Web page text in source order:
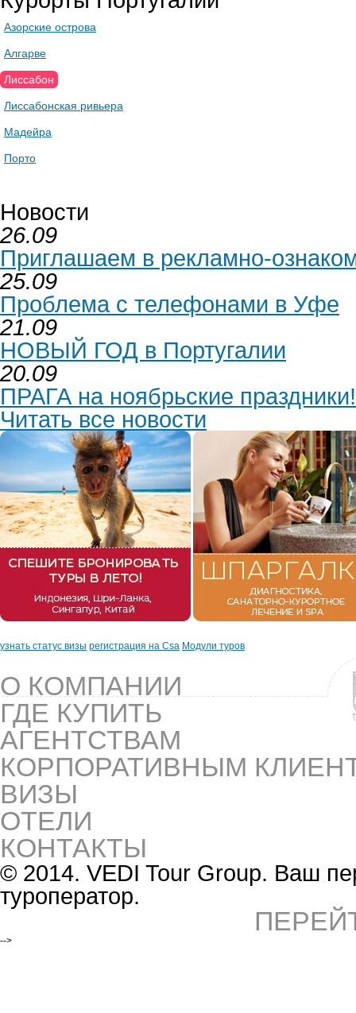
Азорские острова
Алгарве
Лиссабон
Лиссабонская ривьера
Мадейра
Порто
Новости
26.09
Приглашаем в рекламно-
25.09
Проблема с телефонами в Уфе
21.09
НОВЫЙ ГОД в Португалии
20.09
ПРАГА на ноябрьские праздники!
Читать все новости
узнать статус визы регистрация на Csa Модули туров
О КОМПАНИИ
ГДЕ КУПИТЬ
АГЕНТСТВАМ
КОРПОРАТИВНЫМ
ВИЗЫ
ОТЕЛИ
КОНТАКТЫ
© 2014. VEDI Tour Group. Ваш
туроператор.
-->